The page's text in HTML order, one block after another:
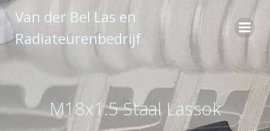
Ga
naar
inhoud
Van der Bel Las en
Radiateurenbedrijf
M18x1.5 Staal Lassok